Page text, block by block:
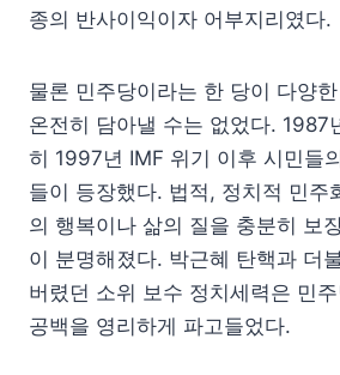
종의 반사이익이자 어부지리였다.
물론 민주당이라는 한 당이 다양
온전히 담아낼 수는 없었다. 1987
히 1997년 IMF 위기 이후 시민들
들이 등장했다. 법적, 정치적 민주
의 행복이나 삶의 질을 충분히 보
이 분명해졌다. 박근혜 탄핵과 더
버렸던 소위 보수 정치세력은 민
공백을 영리하게 파고들었다.